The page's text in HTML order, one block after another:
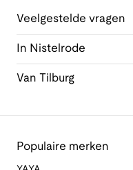
Veelgestelde vragen
In Nistelrode
Van Tilburg
Populaire merken